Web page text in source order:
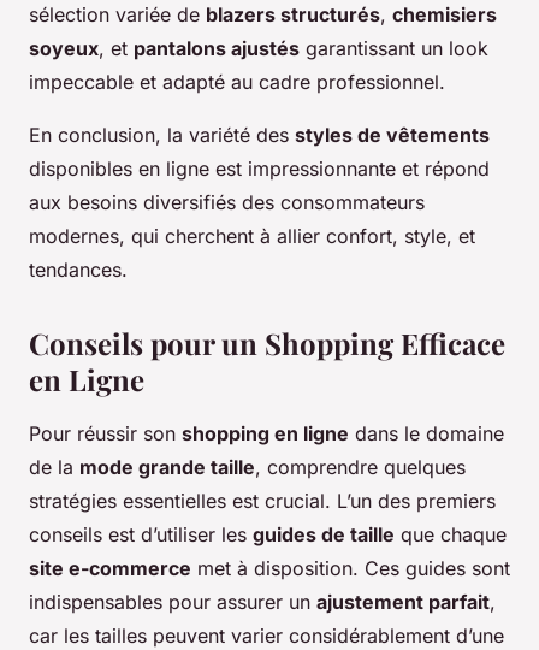
sélection variée de blazers structurés, chemisiers
soyeux, et pantalons ajustés garantissant un look
impeccable et adapté au cadre professionnel.
En conclusion, la variété des styles de vêtements
disponibles en ligne est impressionnante et répond
aux besoins diversifiés des consommateurs
modernes, qui cherchent à allier confort, style, et
tendances.
Conseils pour un Shopping Efficace
en Ligne
Pour réussir son shopping en ligne dans le domaine
de la mode grande taille, comprendre quelques
stratégies essentielles est crucial. L’un des premiers
conseils est d’utiliser les guides de taille que chaque
site e-commerce met à disposition. Ces guides sont
indispensables pour assurer un ajustement parfait,
car les tailles peuvent varier considérablement d’une